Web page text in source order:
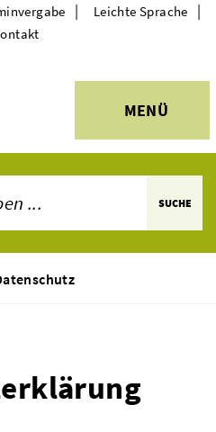
MENÜ
| Leichte Sprache |
SUCHE